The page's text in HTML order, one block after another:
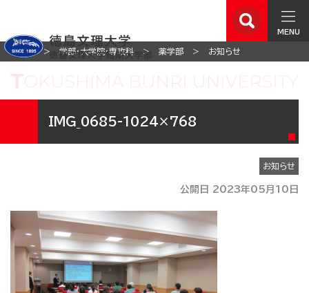
MENU
ホーム 学部・大学院・専攻科 薬学部 お知らせ
IMG_0685-1024×768
お知らせ
公開日 2023年05月10日